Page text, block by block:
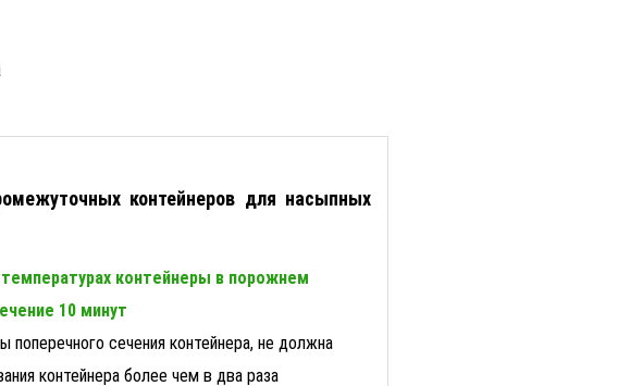
контейнеров для насыпных
контейнеры в порожнем
10 минут
поперечного сечения контейнера, не должна
контейнера более чем в два раза